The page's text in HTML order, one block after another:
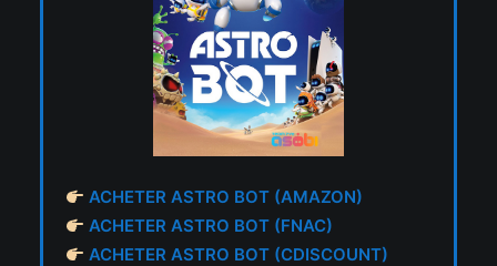
ACHETER ASTRO BOT (AMAZON)
ACHETER ASTRO BOT (FNAC)
ACHETER ASTRO BOT (CDISCOUNT)